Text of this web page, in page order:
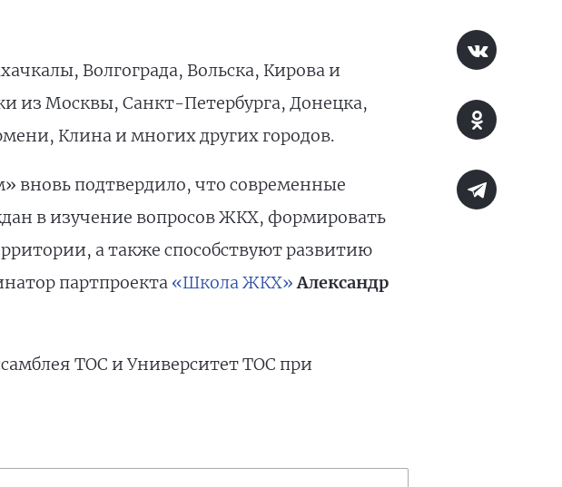
Волгограда, Вольска, Кирова и
из Москвы, Санкт-Петербурга, Донецка,
Клина и многих других городов.
вновь подтвердило, что современные
в изучение вопросов ЖКХ, формировать
а также способствуют развитию
партпроекта «Школа ЖКХ»Александр
ТОС и Университет ТОС при